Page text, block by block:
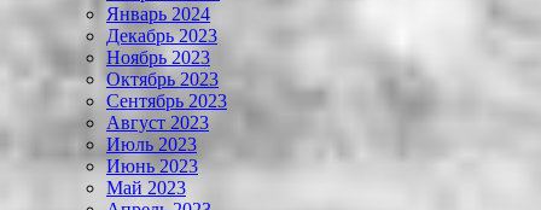
Январь 2024
Декабрь 2023
Ноябрь 2023
Октябрь 2023
Сентябрь 2023
Август 2023
Июль 2023
Июнь 2023
Май 2023